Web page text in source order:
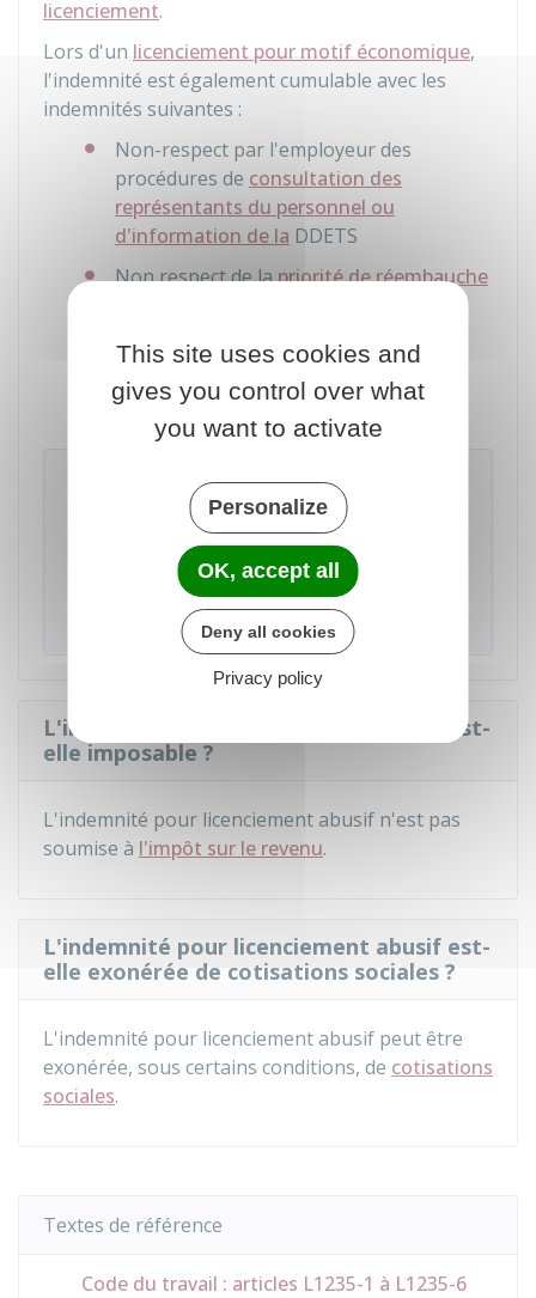
licenciement.
Lors d'un licenciement pour motif économique,
l'indemnité est également cumulable avec les
indemnités suivantes :
Non-respect par l'employeur des
procédures de consultation des
représentants du personnel ou
d'information de la DDETS
Non respect de lapriorité de réembauche
social et économique (CSE)dans une
obligation.
Les indemnités dues dans le cadre d'un
LICENCIEMENT ÉCONOMIQUEet
L'INDEMNITÉ POUR LICENCIEMENT ABUSIF
cumulent dansLA LIMITE DU MONTANT
prévu par le barème.
L'indemnité pour licenciement abusif est-
elle imposable ?
L'indemnité pour licenciement abusif n'est pas
soumise à l'impôt sur le revenu.
L'indemnité pour licenciement abusif est-
elle exonérée de cotisations sociales ?
L'indemnité pour licenciement abusif peut être
exonérée, sous certains conditions, de cotisations
sociales.
Textes de référence
Code du travail : articles L1235-1 à L1235-6
This site uses cookies and
gives you control over what
you want to activate
Personalize
OK, accept all
Deny all cookies
Privacy policy